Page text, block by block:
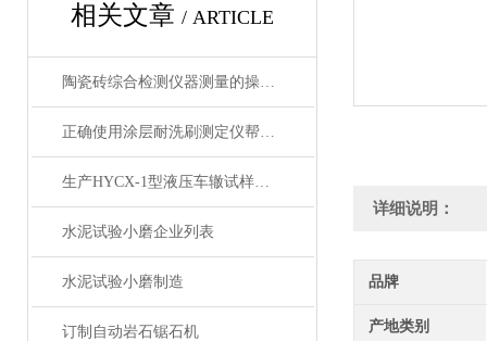
相关文章 / ARTICLE
陶瓷砖综合检测仪器测量的操作过程操作使用及保养
正确使用涂层耐洗刷测定仪帮助能更准确的评估涂层性能
生产HYCX-1型液压车辙试样成型机
水泥试验小磨企业列表
水泥试验小磨制造
订制自动岩石锯石机
详细说明：
品牌
产地类别